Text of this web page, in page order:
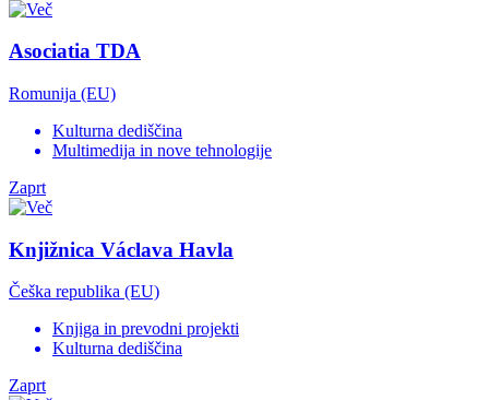
Asociatia TDA
Romunija (EU)
Kulturna dediščina
Multimedija in nove tehnologije
Zaprt
Knjižnica Václava Havla
Češka republika (EU)
Knjiga in prevodni projekti
Kulturna dediščina
Zaprt